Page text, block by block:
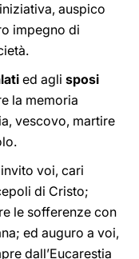
auspico
impegno di
ed agli sposi
la memoria
vescovo, martire
voi, cari
di Cristo;
le sofferenze con
ed auguro a voi,
dall’Eucarestia